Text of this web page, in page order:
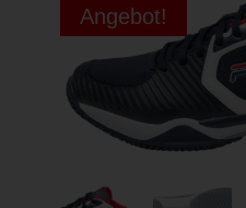
Angebot!